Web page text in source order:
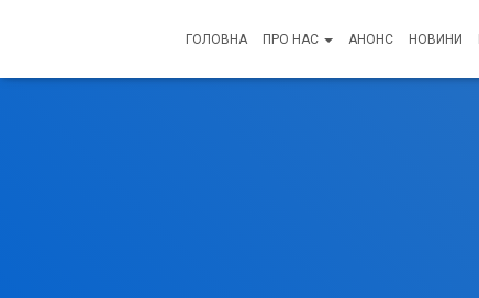
ГОЛОВНА ПРО НАС АНОНС НОВИНИ